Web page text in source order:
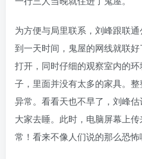
为方便与局里联系，刘峰跟联
到一天时间，鬼屋的网线就联
打开，同时仔细的观察室内的
子，里面并没有太多的家具。
异常。看看天也不早了，刘峰
大家去睡。此时，电脑屏幕上
常！看来不像人们说的那么恐怖